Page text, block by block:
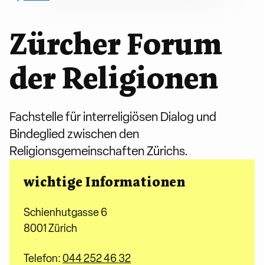
Zürcher Forum
der Religionen
Fachstelle für interreligiösen Dialog und
Bindeglied zwischen den
Religionsgemeinschaften Zürichs.
wichtige Informationen
Schienhutgasse 6
8001 Zürich
Telefon:044 252 46 32